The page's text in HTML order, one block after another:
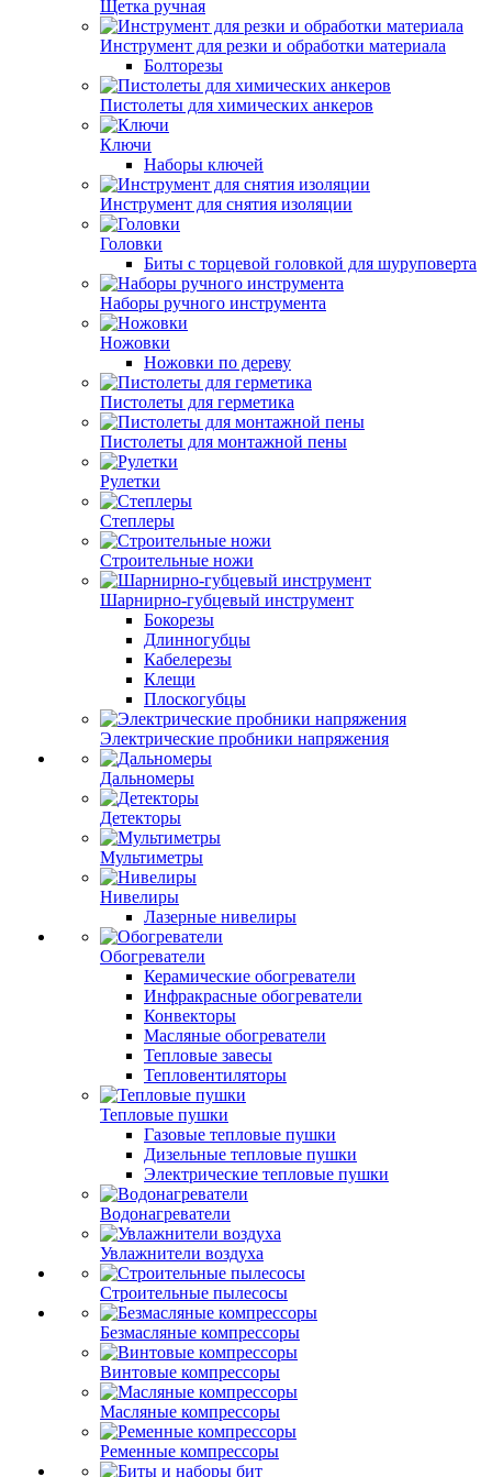
Щетка ручная
Инструмент для резки и обработки материала
Болторезы
Пистолеты для химических анкеров
Ключи
Наборы ключей
Инструмент для снятия изоляции
Головки
Биты с торцевой головкой для шуруповерта
Наборы ручного инструмента
Ножовки
Ножовки по дереву
Пистолеты для герметика
Пистолеты для монтажной пены
Рулетки
Степлеры
Строительные ножи
Шарнирно-губцевый инструмент
Бокорезы
Длинногубцы
Кабелерезы
Клещи
Плоскогубцы
Электрические пробники напряжения
Дальномеры
Детекторы
Мультиметры
Нивелиры
Лазерные нивелиры
Обогреватели
Керамические обогреватели
Инфракрасные обогреватели
Конвекторы
Масляные обогреватели
Тепловые завесы
Тепловентиляторы
Тепловые пушки
Газовые тепловые пушки
Дизельные тепловые пушки
Электрические тепловые пушки
Водонагреватели
Увлажнители воздуха
Строительные пылесосы
Безмасляные компрессоры
Винтовые компрессоры
Масляные компрессоры
Ременные компрессоры